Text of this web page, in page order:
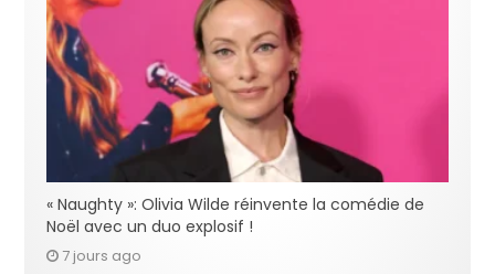
« Naughty »: Olivia Wilde réinvente la comédie de
Noël avec un duo explosif !
7 jours ago